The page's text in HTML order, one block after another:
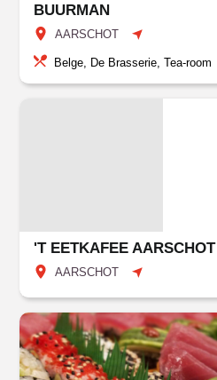
BUURMAN
AARSCHOT
Belge, De Brasserie, Tea-room
'T EETKAFEE AARSCHOT
AARSCHOT